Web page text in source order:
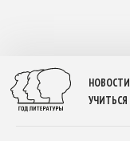
НОВОСТИ
УЧИТЬСЯ